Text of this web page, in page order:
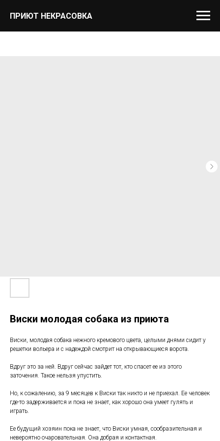
ПРИЮТ НЕКРАСОВКА
Виски молодая собака из приюта
Виски, молодая собака нежного кремового цвета, целыми днями сидит у
решетки вольера и с надеждой смотрит на открывающиеся ворота.
Вдруг это за ней. Вдруг сейчас зайдет тот, кто спасет ее из этого
заточения. Такое нельзя упустить.
Но, к сожалению, за 9 месяцев к Виски так никто и не приехал. Ее человек
где-то задерживается и пока не знает, как хорошо она умеет гулять и
играть.
Ее будущий хозяин пока не знает, что Виски умная, сообразительная и
невероятно очаровательная. Она добрая и контактная.